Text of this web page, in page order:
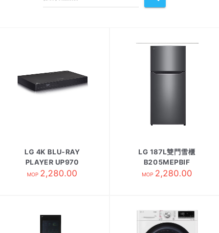
LG 4K BLU-RAY
PLAYER UP970
MOP 2,280.00
LG 187L雙門雪櫃
B205MEPBIF
MOP 2,280.00